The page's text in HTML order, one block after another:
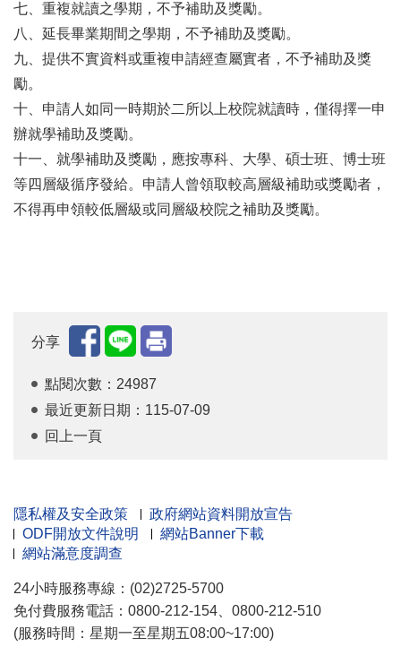
七、重複就讀之學期，不予補助及獎勵。
八、延長畢業期間之學期，不予補助及獎勵。
九、提供不實資料或重複申請經查屬實者，不予補助及獎
勵。
十、申請人如同一時期於二所以上校院就讀時，僅得擇一申
辦就學補助及獎勵。
十一、就學補助及獎勵，應按專科、大學、碩士班、博士班
等四層級循序發給。申請人曾領取較高層級補助或獎勵者，
不得再申領較低層級或同層級校院之補助及獎勵。
分享
點閱次數：24987
最近更新日期：115-07-09
回上一頁
隱私權及安全政策
政府網站資料開放宣告
ODF開放文件說明
網站Banner下載
網站滿意度調查
24小時服務專線：(02)2725-5700
免付費服務電話：0800-212-154、0800-212-510
(服務時間：星期一至星期五08:00~17:00)